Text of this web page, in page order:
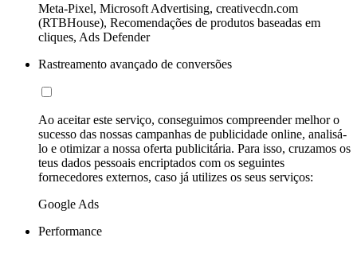
Meta-Pixel, Microsoft Advertising, creativecdn.com
(RTBHouse), Recomendações de produtos baseadas em
cliques, Ads Defender
Rastreamento avançado de conversões
Ao aceitar este serviço, conseguimos compreender melhor o
sucesso das nossas campanhas de publicidade online, analisá-
lo e otimizar a nossa oferta publicitária. Para isso, cruzamos os
teus dados pessoais encriptados com os seguintes
fornecedores externos, caso já utilizes os seus serviços:
Google Ads
Performance